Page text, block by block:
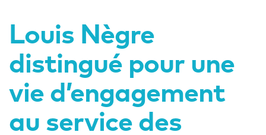
Louis Nègre
distingué pour une
vie d’engagement
au service des